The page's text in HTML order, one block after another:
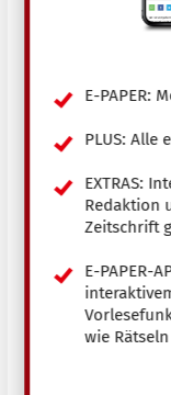
E-PAPER:
PLUS: Alle
EXTRAS:
Redaktion
Zeitschrift
E-PAPER-
wie